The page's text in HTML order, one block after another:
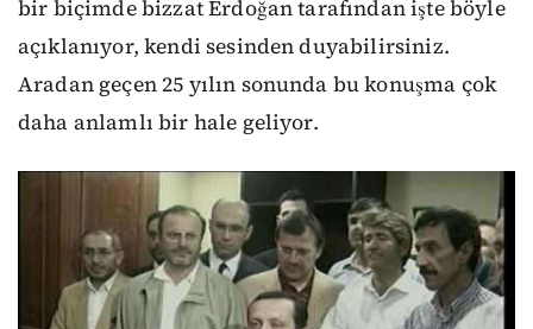
bir biçimde bizzat Erdoğan tarafından işte böyle
açıklanıyor, kendi sesinden duyabilirsiniz.
Aradan geçen 25 yılın sonunda bu konuşma çok
daha anlamlı bir hale geliyor.